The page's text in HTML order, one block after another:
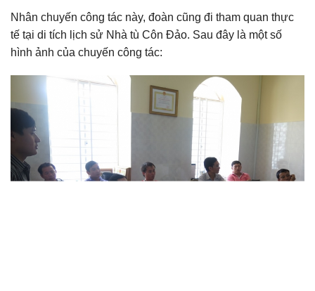
Nhân chuyến công tác này, đoàn cũng đi tham quan thực
tế tại di tích lịch sử Nhà tù Côn Đảo. Sau đây là một số
hình ảnh của chuyến công tác: